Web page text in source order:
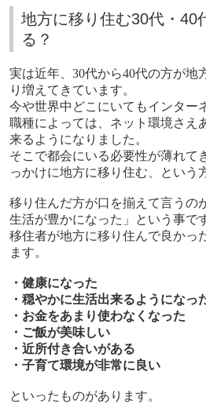
地方に移り住む30代・40
る？
実は近年、 30代から40代の方が地
り増えてきています。
今や世界中どこにいてもインター
職種によっては、ネット環境さえ
来るようになりました。
そこで都会にいる必要性が薄れて
っかけに地方に移り住む、という
移り住んだ方が口を揃えて言うの
生活が豊かになった」という事で
移住者が地方に移り住んで良かっ
ます。
・健康になった
・穏やかに生活出来るようになっ
・お金をあまり使わなくなった
・ご飯が美味しい
・近所付き合いがある
・子育て環境が非常に良い
といったものがあります。